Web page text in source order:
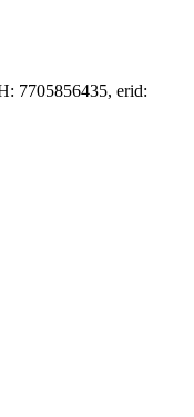
7705856435, erid: